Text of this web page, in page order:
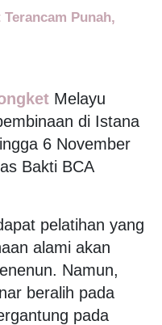
Punah,
Melayu
di Istana
6 November
Bakti BCA
pelatihan yang
alami akan
Namun,
beralih pada
pada